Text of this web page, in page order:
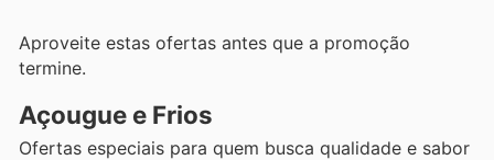
Aproveite estas ofertas antes que a promoção
termine.
Açougue e Frios
Ofertas especiais para quem busca qualidade e sabor